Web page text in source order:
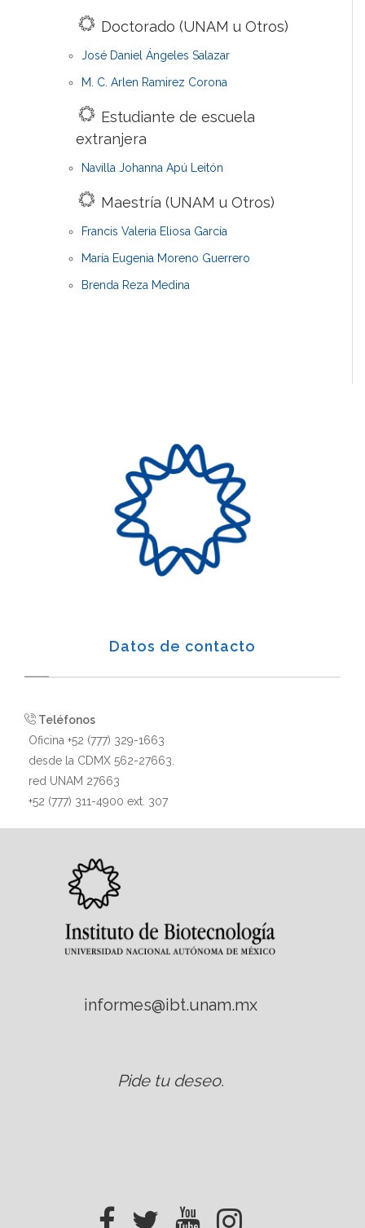
Doctorado (UNAM u Otros)
José Daniel Ángeles Salazar
M. C. Arlen Ramirez Corona
Estudiante de escuela
extranjera
Navilla Johanna Apú Leitón
Maestría (UNAM u Otros)
Francis Valeria Eliosa García
María Eugenia Moreno Guerrero
Brenda Reza Medina
Datos de contacto
Teléfonos
Oficina +52 (777) 329-1663
desde la CDMX 562-27663.
red UNAM 27663
+52 (777) 311-4900 ext. 307
informes@ibt.unam.mx
Pide tu deseo.